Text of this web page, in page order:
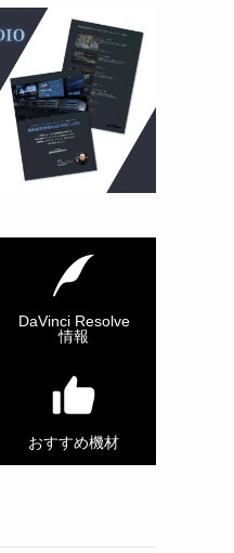
DaVinci Resolve
情報
おすすめ機材